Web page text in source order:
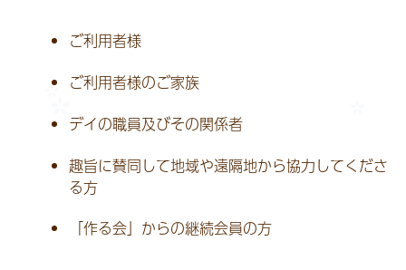
ご利用者様
ご利用者様のご家族
デイの職員及びその関係者
趣旨に賛同して地域や遠隔地から協力してくださ
る方
「作る会」からの継続会員の方